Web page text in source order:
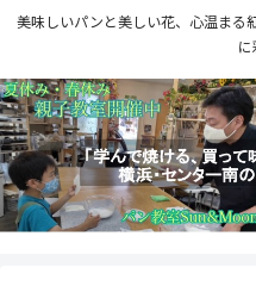
美味しいパンと美しい花、心温まる